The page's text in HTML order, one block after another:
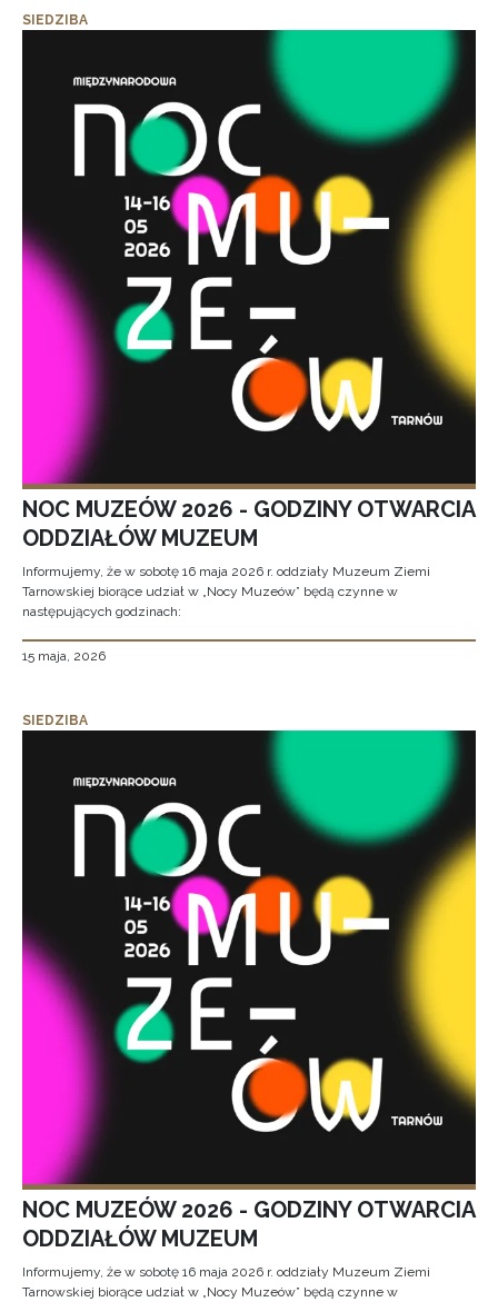
SIEDZIBA
NOC MUZEÓW 2026 - GODZINY OTWARCIA
ODDZIAŁÓW MUZEUM
Informujemy, że w sobotę 16 maja 2026 r. oddziały Muzeum Ziemi
Tarnowskiej biorące udział w „Nocy Muzeów” będą czynne w
następujących godzinach:
15 maja, 2026
SIEDZIBA
NOC MUZEÓW 2026 - GODZINY OTWARCIA
ODDZIAŁÓW MUZEUM
Informujemy, że w sobotę 16 maja 2026 r. oddziały Muzeum Ziemi
Tarnowskiej biorące udział w „Nocy Muzeów” będą czynne w